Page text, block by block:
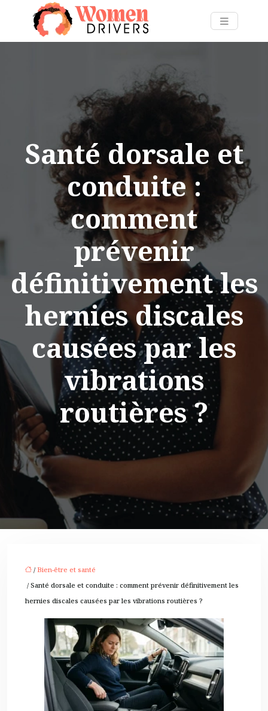
Santé dorsale et
conduite :
comment
prévenir
définitivement les
hernies discales
causées par les
vibrations
routières ?
/ Bien-être et santé
/ Santé dorsale et conduite : comment prévenir définitivement les
hernies discales causées par les vibrations routières ?